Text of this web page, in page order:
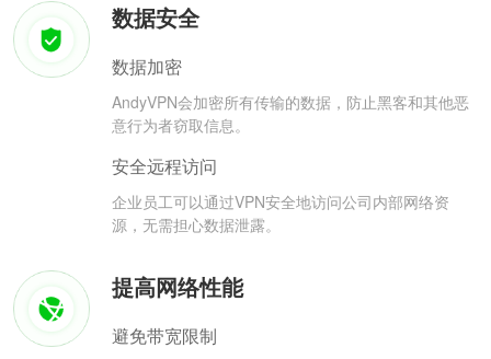
数据安全
数据加密
AndyVPN会加密所有传输的数据，防止黑客和其他恶
意行为者窃取信息。
安全远程访问
企业员工可以通过VPN安全地访问公司内部网络资
源，无需担心数据泄露。
提高网络性能
避免带宽限制